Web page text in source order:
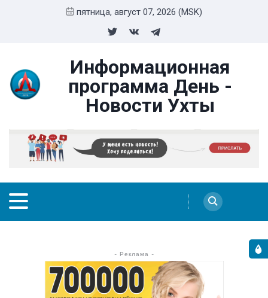
пятница, август 07, 2026 (MSK)
Информационная
программа День -
Новости Ухты
- Реклама -